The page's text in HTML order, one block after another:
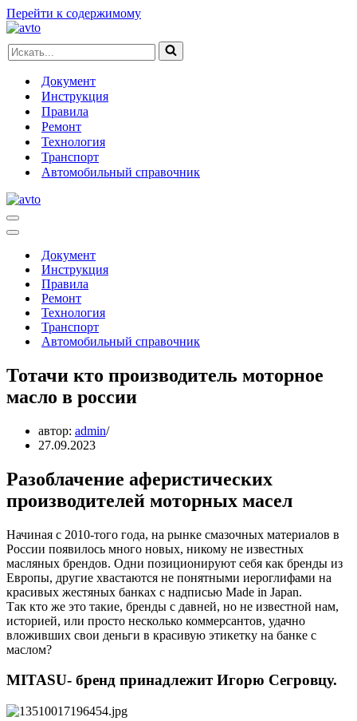
Перейти к содержимому
Искать...
Документ
Инструкция
Правила
Ремонт
Технология
Транспорт
Автомобильный справочник
Меню
навигации
Меню
навигацииДокумент
Инструкция
Правила
Ремонт
Технология
Транспорт
Автомобильный справочник
Тотачи кто производитель моторное
масло в россии
автор: admin
27.09.2023
Разоблачение аферистических
производителей моторных масел
Начиная с 2010-того года, на рынке смазочных материалов в
России появилось много новых, никому не известных
масляных брендов. Одни позиционируют себя как бренды из
Европы, другие хвастаются не понятными иероглифами на
красивых жестяных банках с надписью Made in Japan.
Так кто же это такие, бренды с давней, но не известной нам,
историей, или просто несколько коммерсантов, удачно
вложивших свои деньги в красивую этикетку на банке с
маслом?
MITASU- бренд принадлежит Игорю Сегровцу.